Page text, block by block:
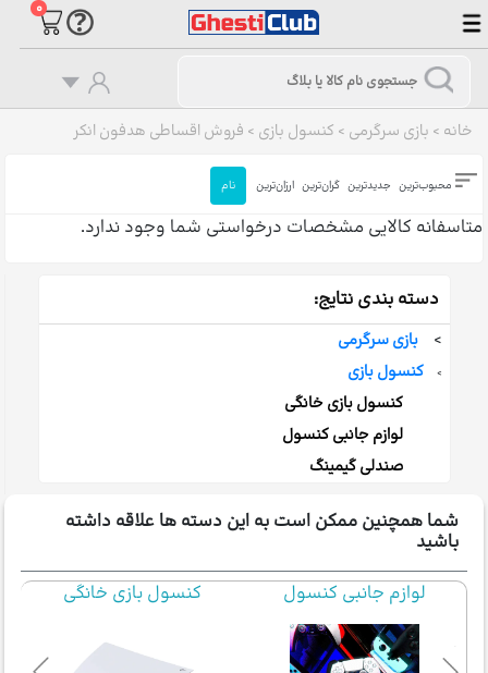
۰
خانه > بازی سرگرمی > کنسول بازی > فروش اقساطی هدفون انکر
محبوب‌ترین جدیدترین گران‌ترین ارزان‌ترین نام
متاسفانه کالایی مشخصات درخواستی شما وجود ندارد.
دسته بندی نتایج:
>
بازی سرگرمی
>
کنسول بازی
کنسول بازی خانگی
لوازم جانبی کنسول
صندلی گیمینگ
شما همچنین ممکن است به این دسته ها علاقه داشته
باشید
کنسول بازی خانگی
صندلی گیمینگ